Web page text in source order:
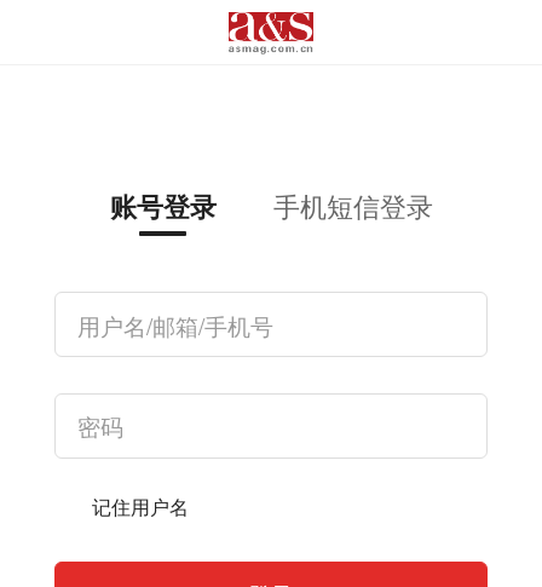
账号登录 手机短信登录
记住用户名